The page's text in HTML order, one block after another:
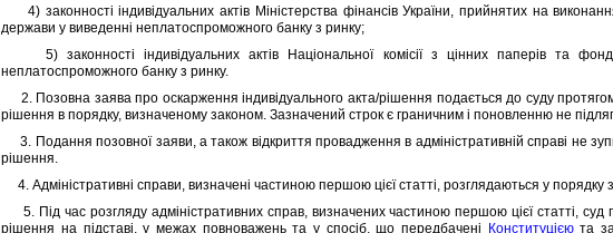
4) законностi iндивiдуальних актiв Мiнiстерства фiнансiв України, прийнятих на
держави у виведеннi неплатоспроможного банку з ринку;
5) законностi iндивiдуальних актiв Нацiональної комiсiї з цiнних паперiв та
неплатоспроможного банку з ринку.
2. Позовна заява про оскарження iндивiдуального акта/рiшення подається до суду
рiшення в порядку, визначеному законом. Зазначений строк є граничним i поновленню не
3. Подання позовної заяви, а також вiдкриття провадження в адмiнiстративнiй справi не
рiшення.
4. Адмiнiстративнi справи, визначенi частиною першою цiєї статтi, розглядаються у порядку
5. Пiд час розгляду адмiнiстративних справ, визначених частиною першою цiєї статтi, суд
рiшення на пiдставi, у межах повноважень та у спосiб, що передбаченi Конституцiєюта